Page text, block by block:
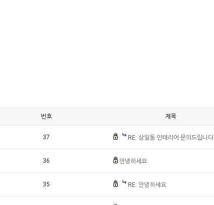
번호 제목
37 RE: 상일동 인테리어 문의드립니다
36 안녕하세요
35 RE: 안녕하세요